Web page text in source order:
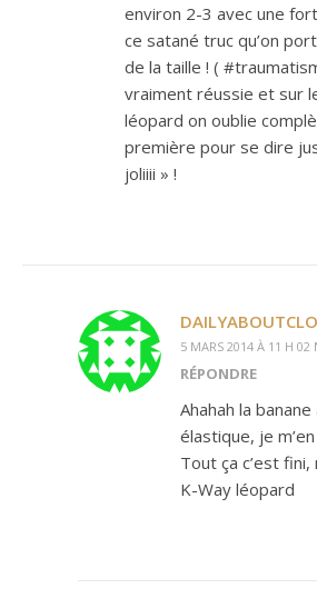
environ 2-3 avec une
ce satané truc qu’on
de la taille ! (
vraiment réussie et sur
léopard on oublie
première pour se dire
joliiii » !
DAILYABOUTCLO
5 MARS 2014 À 11 H 02
RÉPONDRE
Ahahah la
élastique, je
Tout ça c’est
K-Way léopard